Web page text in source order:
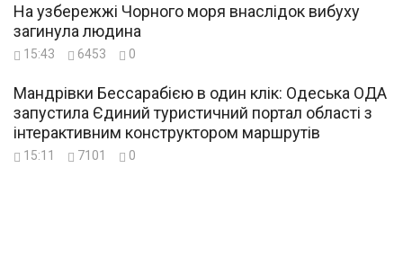
На узбережжі Чорного моря внаслідок вибуху
загинула людина
15:43 6453 0
Мандрівки Бессарабією в один клік: Одеська ОДА
запустила Єдиний туристичний портал області з
інтерактивним конструктором маршрутів
15:11 7101 0